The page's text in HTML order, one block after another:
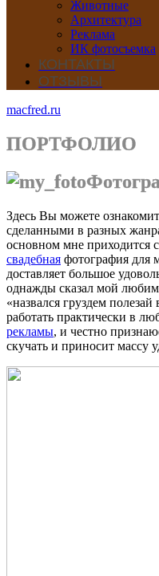
Животные
Архитектура
Реклама
ИК фотосъемка
КОНТАКТЫ
ОТЗЫВЫ
macfred.ru
ПОРТФОЛИО
Здесь Вы можете
сделанными в разных
основном мне приходится
свадебная фотография для
доставляет большое
однажды сказал мой
«назвался груздем
работать практически в
рекламы, и честно
скучать и приносит массу